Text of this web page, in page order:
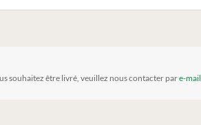
souhaitez être livré, veuillez nous contacter pare-mail